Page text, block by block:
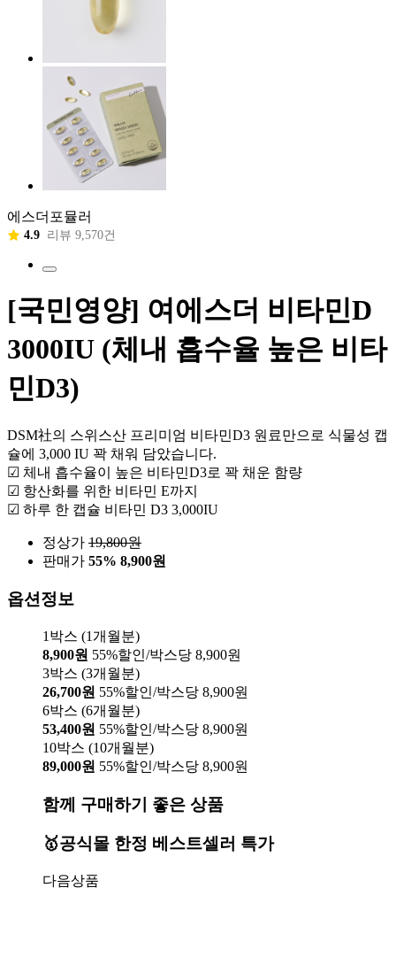
에스더포뮬러
4.9 리뷰 9,570건
[국민영양] 여에스더 비타민D
3000IU (체내 흡수율 높은 비타
민D3)
DSM社의 스위스산 프리미엄 비타민D3 원료만으로 식물성 캡
슐에 3,000 IU 꽉 채워 담았습니다.
☑ 체내 흡수율이 높은 비타민D3로 꽉 채운 함량
☑ 항산화를 위한 비타민 E까지
☑ 하루 한 캡슐 비타민 D3 3,000IU
정상가 19,800원
판매가 55% 8,900원
옵션정보
1박스 (1개월분)
8,900원 55%할인/박스당 8,900원
3박스 (3개월분)
26,700원 55%할인/박스당 8,900원
6박스 (6개월분)
53,400원 55%할인/박스당 8,900원
10박스 (10개월분)
89,000원 55%할인/박스당 8,900원
함께 구매하기 좋은 상품
🥇공식몰 한정 베스트셀러 특가
다음상품